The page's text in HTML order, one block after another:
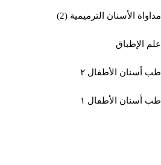
مداواة الأسنان الترميمية (2)
علم الإطباق
طب أسنان الأطفال ٢
طب أسنان الأطفال ١